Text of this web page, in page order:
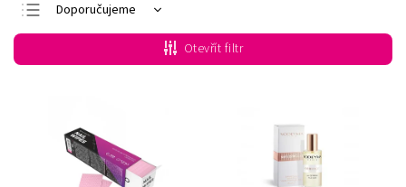
Doporučujeme
Nejlevnější
Nejdražší
Abecedně
Otevřít filtr